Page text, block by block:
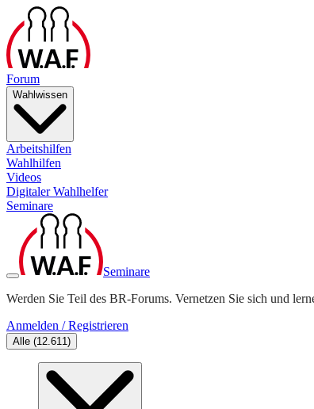
Forum
Wahlwissen
Arbeitshilfen
Wahlhilfen
Videos
Digitaler Wahlhelfer
Seminare
Seminare
Werden Sie Teil des BR-Forums. Vernetzen Sie sich und
Anmelden / Registrieren
Alle (12.611)